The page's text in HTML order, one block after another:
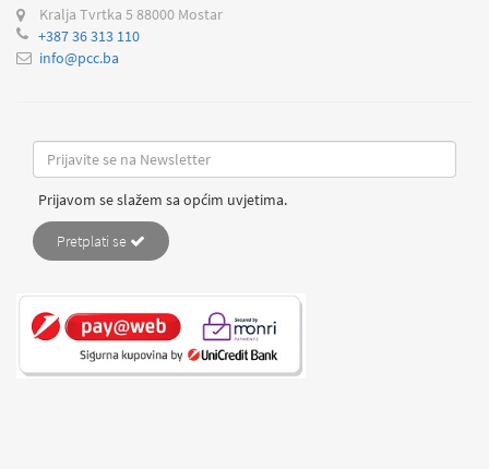
Kralja Tvrtka 5 88000 Mostar
+387 36 313 110
info@pcc.ba
Prijavom se slažem sa općim uvjetima.
Pretplati se